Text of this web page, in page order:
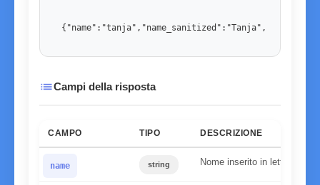
listCampi della risposta
CAMPO TIPO DESCRIZIONE
name string Nome inserito in lettere